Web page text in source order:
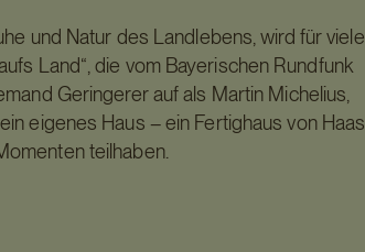
und Natur des Landlebens, wird für viele
Land“, die vom Bayerischen Rundfunk
Geringerer auf als Martin Michelius,
eigenes Haus – ein Fertighaus von Haas
teilhaben.